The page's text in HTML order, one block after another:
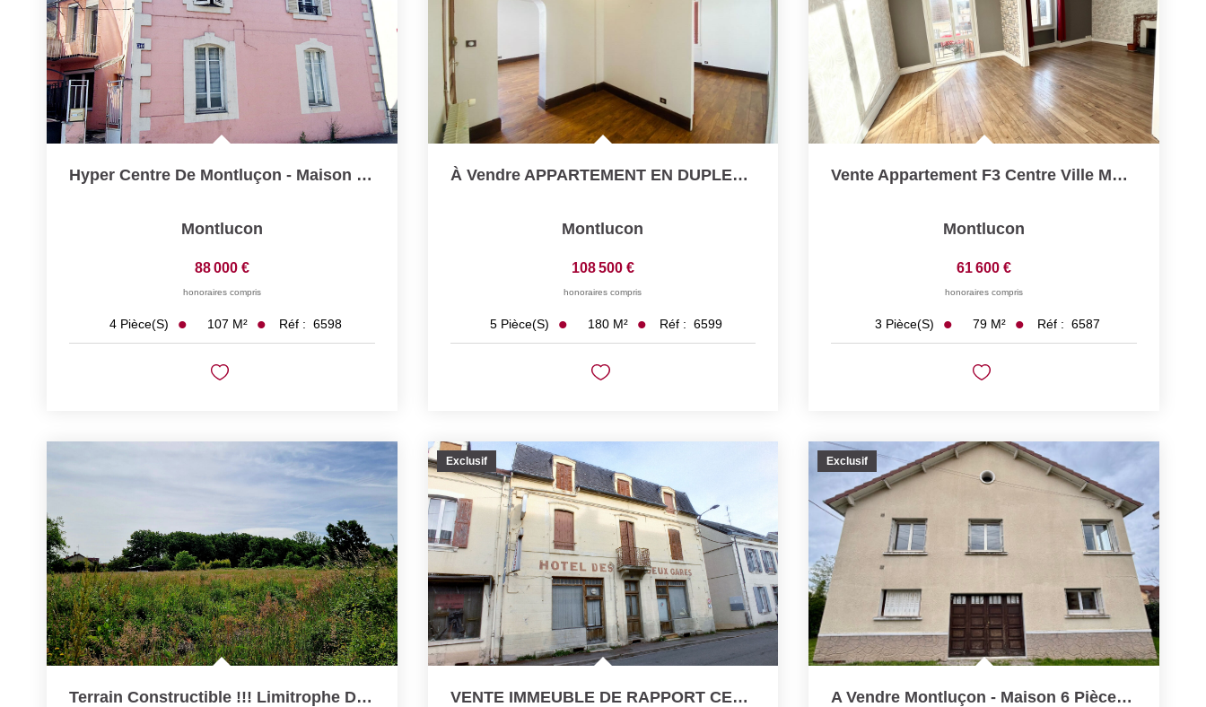
Hyper Centre De Montluçon - Maison 4 Pièce(s) 107 M2 Avec...
Montlucon
88 000 €
honoraires compris
4 Pièce(s) 107 M² Réf : 6598
À Vendre APPARTEMENT EN DUPLEX 4 CHAMBRES ET JARDIN CENTRE...
Montlucon
108 500 €
honoraires compris
5 Pièce(s) 180 M² Réf : 6599
Vente Appartement F3 Centre Ville Montluçon
Montlucon
61 600 €
honoraires compris
3 Pièce(s) 79 M² Réf : 6587
Terrain Constructible !!! Limitrophe Domérat !!! Un Havre...
Exclusif
VENTE IMMEUBLE DE RAPPORT CENTRE VILLE MONTLUCON
Exclusif
A Vendre Montluçon - Maison 6 Pièce(s) 186 M2 - 4 Chambres...